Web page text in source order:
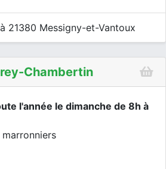
21380 Messigny-et-Vantoux
Chambertin
l'année le dimanche de 8h à